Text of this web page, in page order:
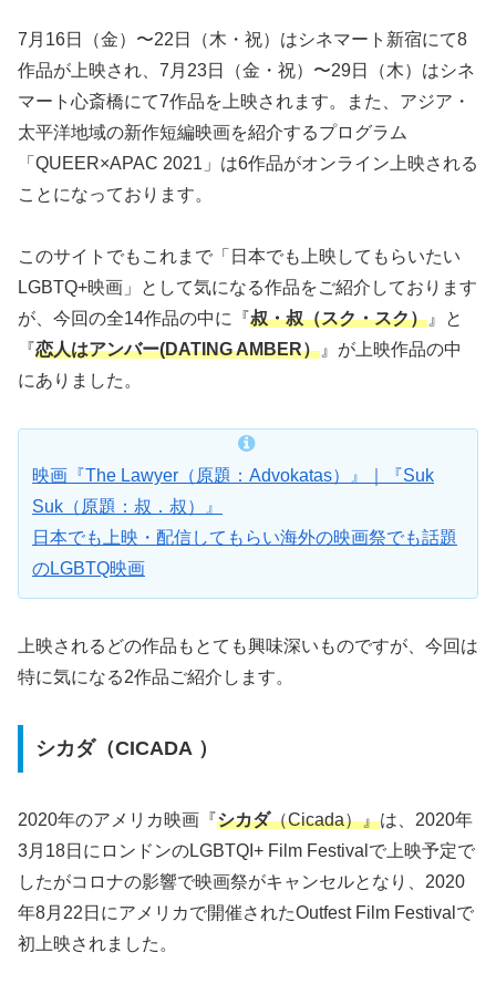
7月16日（金）〜22日（木・祝）はシネマート新宿にて8
作品が上映され、7月23日（金・祝）〜29日（木）はシネ
マート心斎橋にて7作品を上映されます。また、アジア・
太平洋地域の新作短編映画を紹介するプログラム
「QUEER×APAC 2021」は6作品がオンライン上映される
ことになっております。
このサイトでもこれまで「日本でも上映してもらいたい
LGBTQ+映画」として気になる作品をご紹介しております
が、今回の全14作品の中に『叔・叔（スク・スク） 』と
『恋人はアンバー(DATING AMBER） 』が上映作品の中
にありました。
映画『The Lawyer（原題：Advokatas）』｜『Suk
Suk（原題：叔．叔）』
日本でも上映・配信してもらい海外の映画祭でも話題
のLGBTQ映画
上映されるどの作品もとても興味深いものですが、今回は
特に気になる2作品ご紹介します。
シカダ（CICADA ）
2020年のアメリカ映画『シカダ（Cicada）』は、2020年
3月18日にロンドンのLGBTQI+ Film Festivalで上映予定で
したがコロナの影響で映画祭がキャンセルとなり、2020
年8月22日にアメリカで開催されたOutfest Film Festivalで
初上映されました。